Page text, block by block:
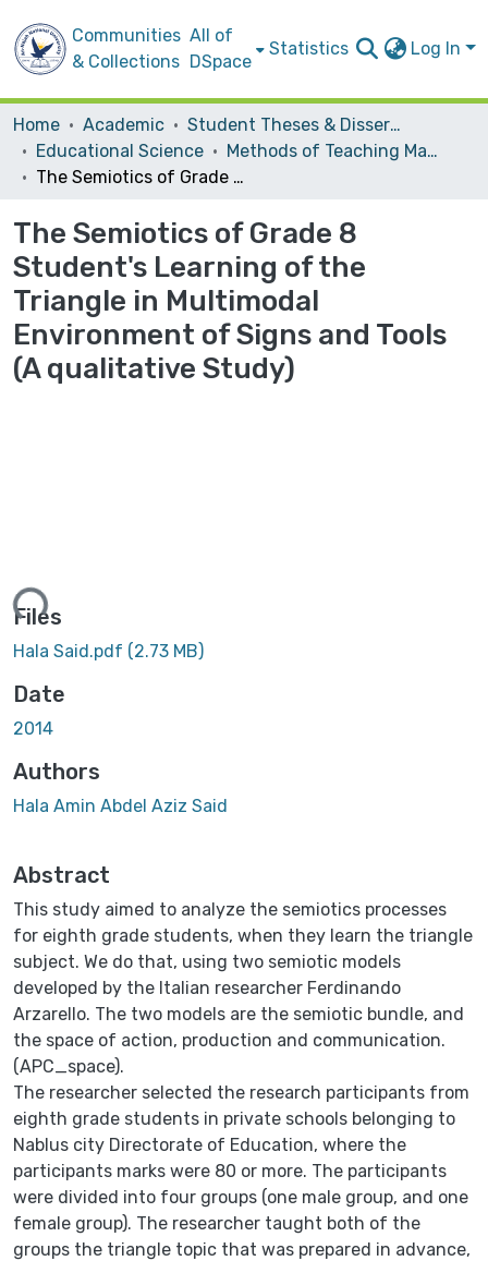
Communities
& Collections
All of
DSpace
Statistics Log In
Home Academic
Student Theses & Dissertations
Educational Science
Methods of Teaching Mathematics
The Semiotics of Grade 8 Student's Learning of the Triangle in Multimodal Environment of Signs and Tools (A qualitative Study)
The Semiotics of Grade 8
Student's Learning of the
Triangle in Multimodal
Environment of Signs and Tools
(A qualitative Study)
Files
Hala Said.pdf (2.73 MB)
Date
2014
Authors
Hala Amin Abdel Aziz Said
Abstract
This study aimed to analyze the semiotics processes
for eighth grade students, when they learn the triangle
subject. We do that, using two semiotic models
developed by the Italian researcher Ferdinando
Arzarello. The two models are the semiotic bundle, and
the space of action, production and communication.
(APC_space).
The researcher selected the research participants from
eighth grade students in private schools belonging to
Nablus city Directorate of Education, where the
participants marks were 80 or more. The participants
were divided into four groups (one male group, and one
female group). The researcher taught both of the
groups the triangle topic that was prepared in advance,